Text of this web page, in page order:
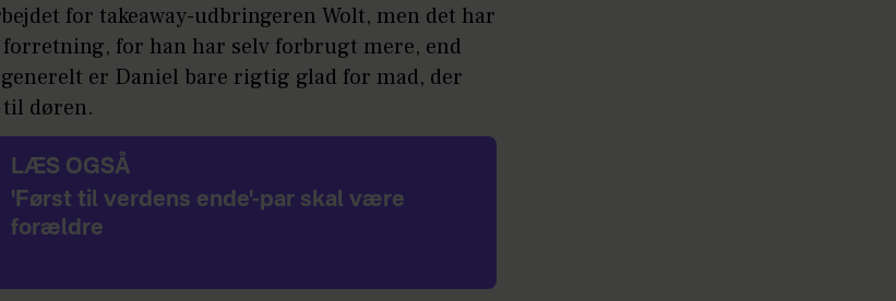
for takeaway-udbringeren Wolt, men det har
for han har selv forbrugt mere, end
er Daniel bare rigtig glad for mad, der
døren.
LÆS OGSÅ
'Først til verdens ende'-par skal være
forældre